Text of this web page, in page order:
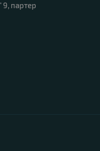
9, партер